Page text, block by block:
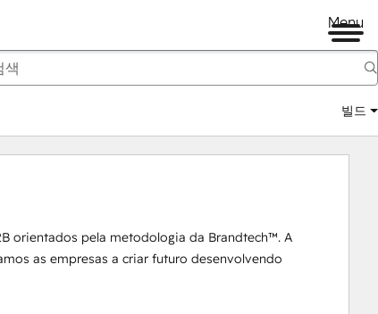
Menu
빌드
orientados pela metodologia da Brandtech™. A
as empresas a criar futuro desenvolvendo